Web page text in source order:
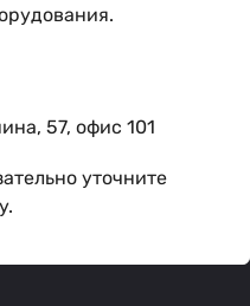
57, офис 101
уточните